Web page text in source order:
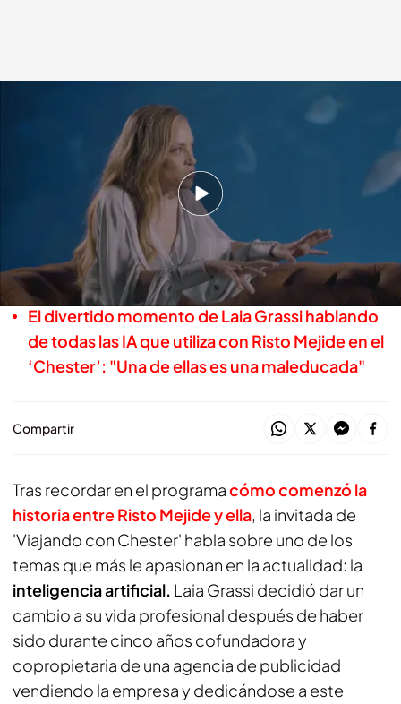
cuatro.com
Alba de la Orden
Madrid, 27 MAY 2025 - 00:45h.
La entrevistada explica el misterioso
funcionamiento de la inteligencia artificial en
'Viajando con Chester'
El divertido momento de Laia Grassi hablando
de todas las IA que utiliza con Risto Mejide en el
‘Chester’: "Una de ellas es una maleducada"
Compartir
Tras recordar en el programacómo comenzó la
historia entre Risto Mejide y ella, la invitada de
'Viajando con Chester' habla sobre uno de los
temas que más le apasionan en la actualidad: la
inteligencia artificial. Laia Grassi decidió dar un
cambio a su vida profesional después de haber
sido durante cinco años cofundadora y
copropietaria de una agencia de publicidad
vendiendo la empresa y dedicándose a este